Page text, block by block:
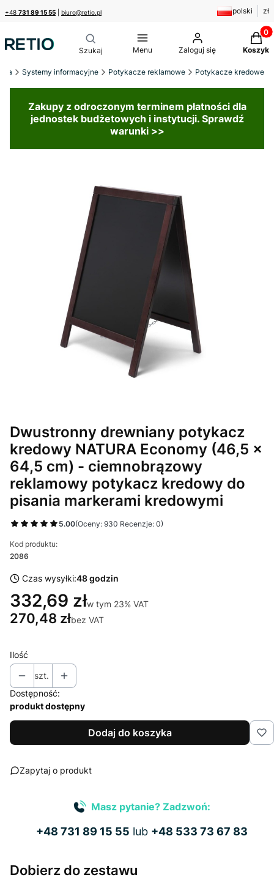
+48 731 89 15 55 biuro@retio.pl polski zł
Menu Zaloguj się Koszyk
Systemy informacyjne Potykacze reklamowe Potykacze kredowe
Zakupy z odroczonym terminem płatności dla
jednostek budżetowych i instytucji. Sprawdź
warunki >>
Dwustronny drewniany potykacz
kredowy NATURA Economy (46,5 x
64,5 cm) - ciemnobrązowy
reklamowy potykacz kredowy do
pisania markerami kredowymi
5.00(Oceny: 930 Recenzje: 0)
Kod produktu:
2086
Czas wysyłki:48 godzin
332,69 złw tym 23% VAT
w tym 23% VAT
270,48 złbez VAT
Ilość
szt.
Dostępność:
produkt dostępny
Dodaj do koszyka
Zapytaj o produkt
Masz pytanie? Zadzwoń:
+48 731 89 15 55 lub +48 533 73 67 83
Dobierz do zestawu